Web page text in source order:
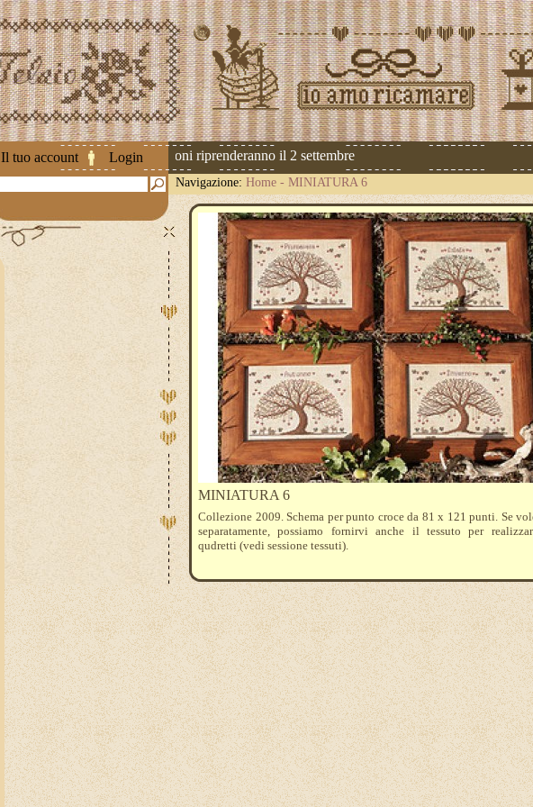
Il tuo account Login
Attenzione ! Le spedizioni riprenderanno il 2 settembre
Navigazione: Home - MINIATURA 6
MINIATURA 6
Collezione 2009. Schema per punto croce da 81 x 121 punti. Se
separatamente, possiamo fornirvi anche il tessuto per
qudretti (vedi sessione tessuti).